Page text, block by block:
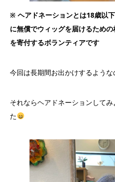
※ ヘアドネーションとは18歳以
に無償でウィッグを届けるため
を寄付するボランティアです
今回は長期間お出かけするよう
それならヘアドネーションして
た